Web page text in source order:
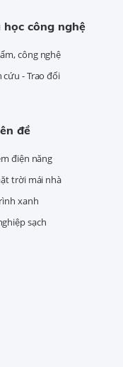
học công nghệ
công nghệ
cứu - Trao đổi
đề
điện năng
trời mái nhà
xanh
sạch